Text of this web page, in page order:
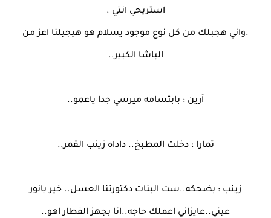
استريحي انتي .
.واني هجبلك من كل نوع موجود يسلام هو هيجيلنا اعز من
الباشا الكبير..
آرين : بابتسامه ميرسي جدا ياعمو..
تمارا : دخلت المطبخ.. داداه زينب القمر..
زينب : بضحكه..ست البنات دكتورتنا العسل.. خير يانور
عيني..عايزاني اعملك حاجه..انا بجهز الفطار اهو..